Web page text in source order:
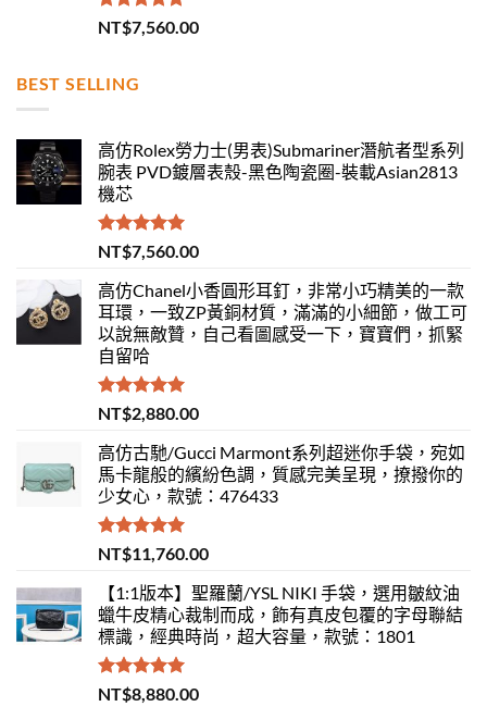
評分 5.00
滿分 5
NT$7,560.00
BEST SELLING
高仿Rolex勞力士(男表)Submariner潛航者型系列
腕表 PVD鍍層表殼-黑色陶瓷圈-裝載Asian2813
機芯
評分 5.00
滿分 5
NT$7,560.00
高仿Chanel小香圓形耳釘，非常小巧精美的一款
耳環，一致ZP黃銅材質，滿滿的小細節，做工可
以說無敵贊，自己看圖感受一下，寶寶們，抓緊
自留哈
評分 5.00
滿分 5
NT$2,880.00
高仿古馳/Gucci Marmont系列超迷你手袋，宛如
馬卡龍般的繽紛色調，質感完美呈現，撩撥你的
少女心，款號：476433
評分5.00
滿分 5
NT$11,760.00
【1:1版本】聖羅蘭/YSL NIKI 手袋，選用皺紋油
蠟牛皮精心裁制而成，飾有真皮包覆的字母聯結
標識，經典時尚，超大容量，款號：1801
評分 5.00
滿分 5
NT$8,880.00